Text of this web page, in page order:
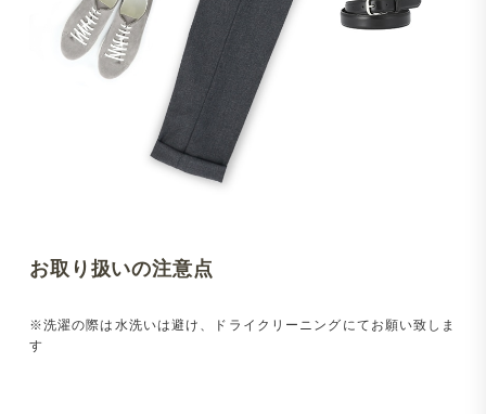
お取り扱いの注意点
※洗濯の際は水洗いは避け、ドライクリーニングにてお願い致しま
す